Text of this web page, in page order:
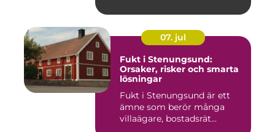
07. jul
Fukt i Stenungsund:
Orsaker, risker och smarta
lösningar
Fukt i Stenungsund är ett
ämne som berör många
villaägare, bostadsrät...